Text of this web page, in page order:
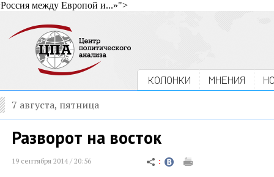
Россия между Европой и...»">
КОЛОНКИ МНЕНИЯ
7 августа, пятница
Разворот на восток
19 сентября 2014 / 20:56